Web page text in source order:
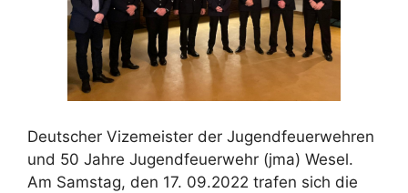
Deutscher Vizemeister der Jugendfeuerwehren
und 50 Jahre Jugendfeuerwehr (jma) Wesel.
Am Samstag, den 17. 09.2022 trafen sich die